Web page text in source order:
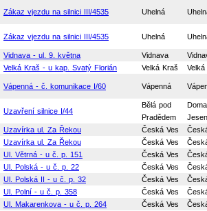
Zákaz vjezdu na silnici III/4535 Uhelná
Zákaz vjezdu na silnici III/4535 Uhelná
Vidnava - ul. 9. května
Vidnava
Velká Kraš - u kap. Svatý Florián
Velká Kraš Velká
Vápenná - č. komunikace I/60 Vápenná
Uzavření silnice I/44
Bělá pod
Pradědem
Uzavírka ul. Za Řekou Česká Ves
Uzavírka ul. Za Řekou
Česká Ves
Ul. Větrná - u č. p. 151
Česká Ves
Ul. Polská - u č. p. 22
Česká Ves
Ul. Polská II - u č. p. 32
Česká Ves
Ul. Polní - u č. p. 358
Česká Ves
Ul. Makarenkova - u č. p. 264
Česká Ves